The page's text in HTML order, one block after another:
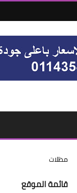
مظلات
قائمة الموقع